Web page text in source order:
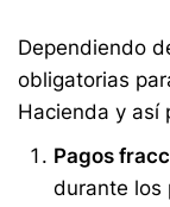
Dependiendo
obligatorias
Hacienda y así
Pagos
durante los